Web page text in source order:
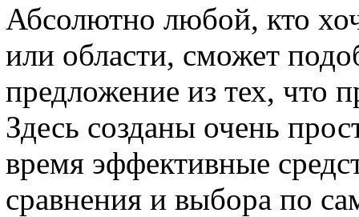
Абсолютно любой, кто
или области, сможет
предложение из тех, что
Здесь созданы очень
время эффективные
сравнения и выбора по